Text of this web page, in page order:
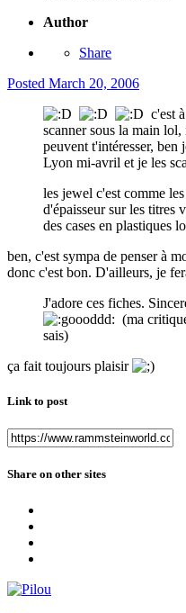
Author
Share
Posted March 20, 2006
c'est
scanner sous la main lol,
peuvent t'intéresser, ben
Lyon mi-avril et je les
les jewel c'est comme
d'épaisseur sur les titres
des cases en plastiques
ben, c'est sympa de penser à
donc c'est bon. D'ailleurs, je
J'adore ces fiches.
(ma
sais)
ça fait toujours plaisir
Link to post
Share on other sites